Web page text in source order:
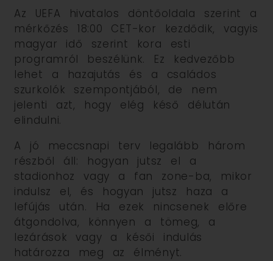
Az UEFA hivatalos döntőoldala szerint a
mérkőzés 18:00 CET-kor kezdődik, vagyis
magyar idő szerint kora esti
programról beszélünk. Ez kedvezőbb
lehet a hazajutás és a családos
szurkolók szempontjából, de nem
jelenti azt, hogy elég késő délután
elindulni.
A jó meccsnapi terv legalább három
részből áll: hogyan jutsz el a
stadionhoz vagy a fan zone-ba, mikor
indulsz el, és hogyan jutsz haza a
lefújás után. Ha ezek nincsenek előre
átgondolva, könnyen a tömeg, a
lezárások vagy a késői indulás
határozza meg az élményt.